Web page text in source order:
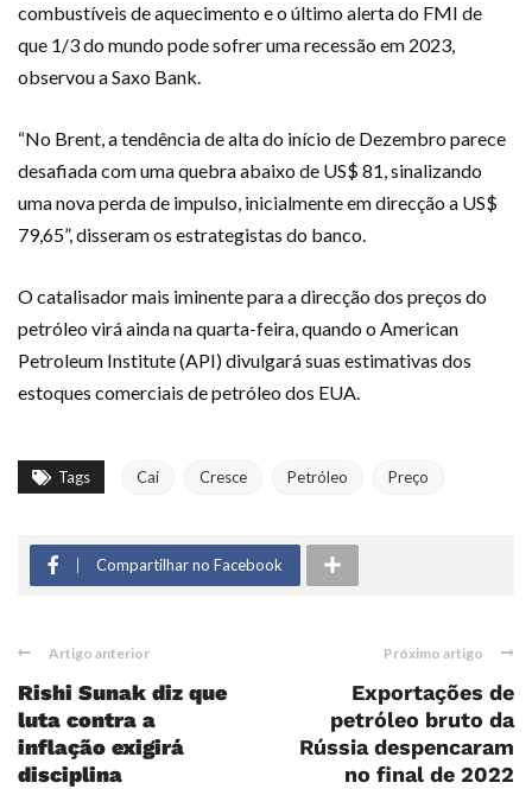
combustíveis de aquecimento e o último alerta do FMI de
que 1/3 do mundo pode sofrer uma recessão em 2023,
observou a Saxo Bank.
“No Brent, a tendência de alta do início de Dezembro parece
desafiada com uma quebra abaixo de US$ 81, sinalizando
uma nova perda de impulso, inicialmente em direcção a US$
79,65”, disseram os estrategistas do banco.
O catalisador mais iminente para a direcção dos preços do
petróleo virá ainda na quarta-feira, quando o American
Petroleum Institute (API) divulgará suas estimativas dos
estoques comerciais de petróleo dos EUA.
Tags Cai Cresce Petróleo Preço
Compartilhar no Facebook
Artigo anterior
Rishi Sunak diz que
luta contra a
inflação exigirá
disciplina
Próximo artigo
Exportações de
petróleo bruto da
Rússia despencaram
no final de 2022